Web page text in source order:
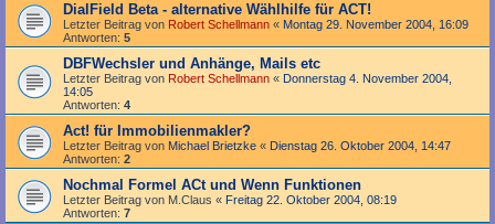
DialField Beta - alternative Wählhilfe für ACT!
Letzter Beitrag von Robert Schellmann « Montag 29. November 2004, 16:09
Antworten: 5
DBFWechsler und Anhänge, Mails etc
Letzter Beitrag von Robert Schellmann « Donnerstag 4. November 2004,
14:05
Antworten: 4
Act! für Immobilienmakler?
Letzter Beitrag von Michael Brietzke « Dienstag 26. Oktober 2004, 14:47
Antworten: 2
Nochmal Formel ACt und Wenn Funktionen
Letzter Beitrag von M.Claus « Freitag 22. Oktober 2004, 08:19
Antworten: 7